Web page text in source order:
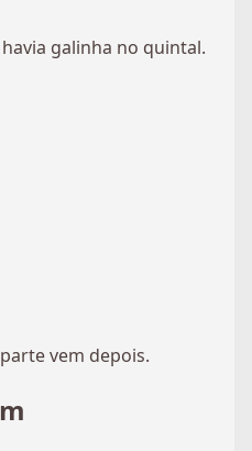
galinha no quintal.
vem depois.